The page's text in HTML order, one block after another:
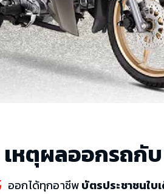
เหตุผลออกรถกับ
ออกได้ทุกอาชีพบัตรประชาชนใบ